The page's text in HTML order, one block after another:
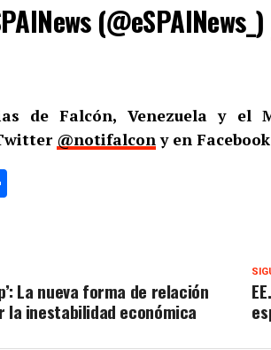
(@eSPAINews_)
de Falcón, Venezuela y el
@notifalcony en
La nueva forma de relación
la inestabilidad económica